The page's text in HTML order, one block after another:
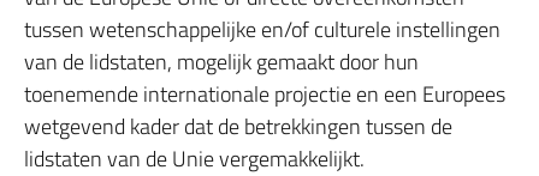
tussen wetenschappelijke en/of culturele instellingen
van de lidstaten, mogelijk gemaakt door hun
toenemende internationale projectie en een Europees
wetgevend kader dat de betrekkingen tussen de
lidstaten van de Unie vergemakkelijkt.